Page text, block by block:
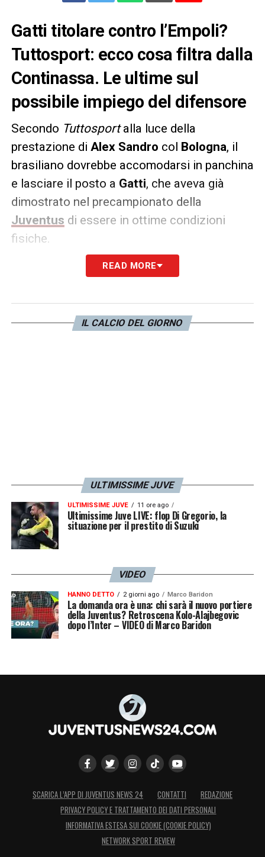
Gatti titolare contro l’Empoli?
Tuttosport: ecco cosa filtra dalla
Continassa. Le ultime sul
possibile impiego del difensore
Secondo Tuttosportalla luce della
prestazione di Alex Sandro col Bologna, il
brasiliano dovrebbe accomodarsi in panchina
e lasciare il posto a Gatti, che aveva già
dimostrato nel precampionato della
Juventus di essere in ottime condizioni
fisiche.
Il numero 4 bianconero non agirebbe nella
centrale di sinistra conBremereDaniloa
completare la difesa a tre.
READ MORE
IL CALCIO DEL GIORNO
ULTIMISSIME JUVE
ULTIMISSIME JUVE 11 ore ago
Ultimissime Juve LIVE: flop Di Gregorio, la
situazione per il prestito di Suzuki
VIDEO
HANNO DETTO 2 giorni ago Marco Baridon
La domanda ora è una: chi sarà il nuovo portiere
della Juventus? Retroscena Kolo-Alajbegovic
dopo l’Inter – VIDEO di Marco Baridon
SCARICA L’APP DI JUVENTUS NEWS 24 CONTATTI
REDAZIONE
PRIVACY POLICY E TRATTAMENTO DEI DATI PERSONALI
INFORMATIVA ESTESA SUI COOKIE (COOKIE POLICY)
NETWORK SPORT REVIEW